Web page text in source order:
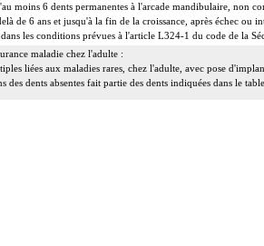
moins 6 dents permanentes à l'arcade mandibulaire, non
de 6 ans et jusqu'à la fin de la croissance, après échec ou
les conditions prévues à l'article L324-1 du code de la
maladie chez l'adulte :
liées aux maladies rares, chez l'adulte, avec pose
des dents absentes fait partie des dents indiquées dans le
37